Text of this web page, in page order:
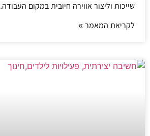
שייכות וליצור אווירה חיובית במקום העבודה.
לקריאת המאמר »